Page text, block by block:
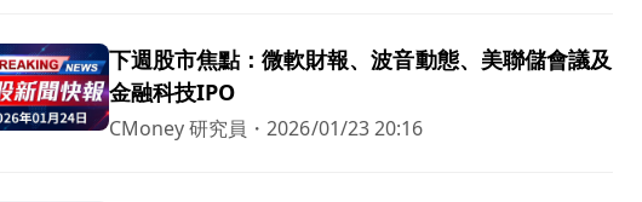
下週股市焦點：微軟財報、波音動態、美聯儲會議及
金融科技IPO
CMoney 研究員 ・2026/01/23 20:16